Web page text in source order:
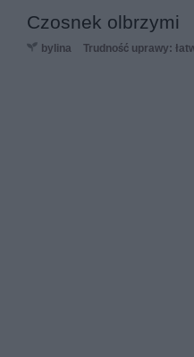
Czosnek olbrzymi
bylina Trudność uprawy: